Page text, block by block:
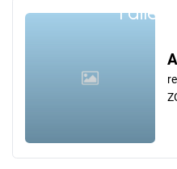
Failed